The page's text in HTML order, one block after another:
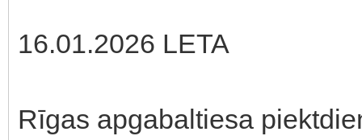
16.01.2026 LETA
Rīgas apgabaltiesa